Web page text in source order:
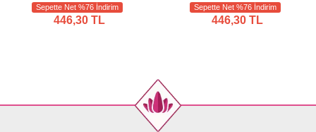
Sepette Net %76 İndirim
446,30 TL
Sepette Net %76 İndirim
446,30 TL